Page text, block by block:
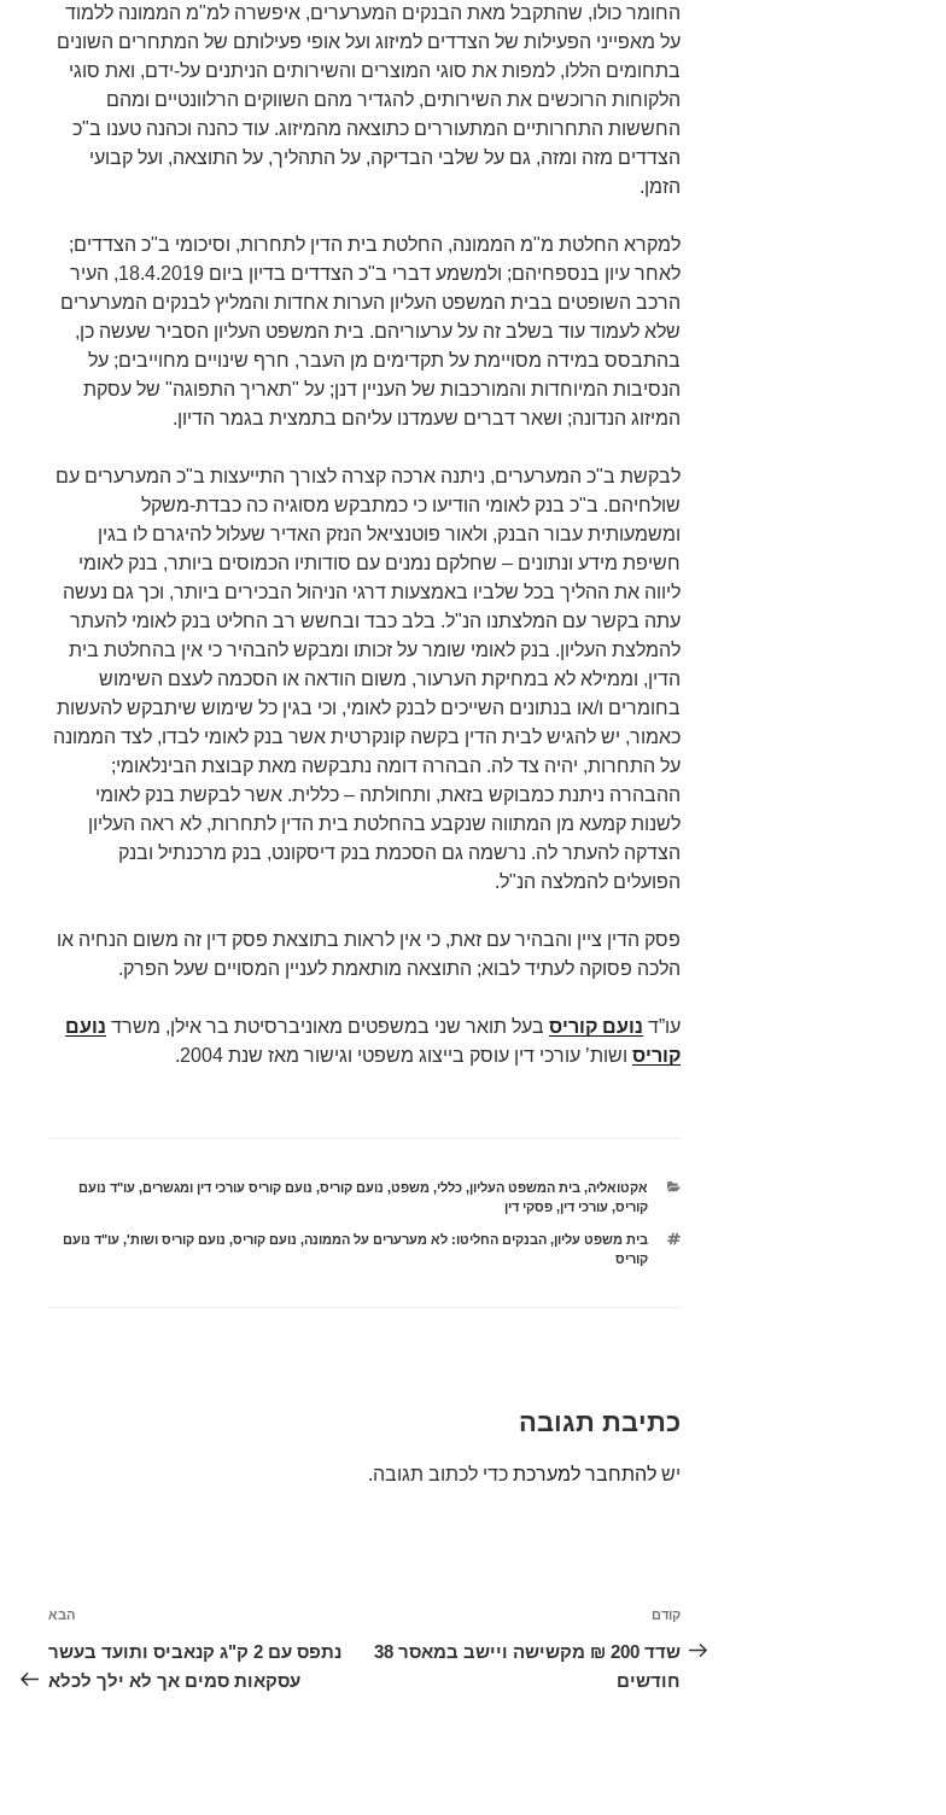
החומר כולו, שהתקבל מאת הבנקים המערערים, איפשרה למ"מ הממונה ללמוד
על מאפייני הפעילות של הצדדים למיזוג ועל אופי פעילותם של המתחרים השונים
בתחומים הללו, למפות את סוגי המוצרים והשירותים הניתנים על-ידם, ואת סוגי
הלקוחות הרוכשים את השירותים, להגדיר מהם השווקים הרלוונטיים ומהם
החששות התחרותיים המתעוררים כתוצאה מהמיזוג. עוד כהנה וכהנה טענו ב"כ
הצדדים מזה ומזה, גם על שלבי הבדיקה, על התהליך, על התוצאה, ועל קבועי
הזמן.
למקרא החלטת מ"מ הממונה, החלטת בית הדין לתחרות, וסיכומי ב"כ הצדדים;
לאחר עיון בנספחיהם; ולמשמע דברי ב"כ הצדדים בדיון ביום 18.4.2019, העיר
הרכב השופטים בבית המשפט העליון הערות אחדות והמליץ לבנקים המערערים
שלא לעמוד עוד בשלב זה על ערעוריהם. בית המשפט העליון הסביר שעשה כן,
בהתבסס במידה מסויימת על תקדימים מן העבר, חרף שינויים מחוייבים; על
הנסיבות המיוחדות והמורכבות של העניין דנן; על "תאריך התפוגה" של עסקת
המיזוג הנדונה; ושאר דברים שעמדנו עליהם בתמצית בגמר הדיון.
לבקשת ב"כ המערערים, ניתנה ארכה קצרה לצורך התייעצות ב"כ המערערים עם
שולחיהם. ב"כ בנק לאומי הודיעו כי כמתבקש מסוגיה כה כבדת-משקל
ומשמעותית עבור הבנק, ולאור פוטנציאל הנזק האדיר שעלול להיגרם לו בגין
חשיפת מידע ונתונים – שחלקם נמנים עם סודותיו הכמוסים ביותר, בנק לאומי
ליווה את ההליך בכל שלביו באמצעות דרגי הניהול הבכירים ביותר, וכך גם נעשה
עתה בקשר עם המלצתנו הנ"ל. בלב כבד ובחשש רב החליט בנק לאומי להעתר
להמלצת העליון. בנק לאומי שומר על זכותו ומבקש להבהיר כי אין בהחלטת בית
הדין, וממילא לא במחיקת הערעור, משום הודאה או הסכמה לעצם השימוש
בחומרים ו/או בנתונים השייכים לבנק לאומי, וכי בגין כל שימוש שיתבקש להעשות
כאמור, יש להגיש לבית הדין בקשה קונקרטית אשר בנק לאומי לבדו, לצד הממונה
על התחרות, יהיה צד לה. הבהרה דומה נתבקשה מאת קבוצת הבינלאומי;
ההבהרה ניתנת כמבוקש בזאת, ותחולתה – כללית. אשר לבקשת בנק לאומי
לשנות קמעא מן המתווה שנקבע בהחלטת בית הדין לתחרות, לא ראה העליון
הצדקה להעתר לה. נרשמה גם הסכמת בנק דיסקונט, בנק מרכנתיל ובנק
הפועלים להמלצה הנ"ל.
פסק הדין ציין והבהיר עם זאת, כי אין לראות בתוצאת פסק דין זה משום הנחיה או
הלכה פסוקה לעתיד לבוא; התוצאה מותאמת לעניין המסויים שעל הפרק.
עו”ד נועם קוריס בעל תואר שני במשפטים מאוניברסיטת בר אילן, משרד נועם
קוריס ושות’ עורכי דין עוסק בייצוג משפטי וגישור מאז שנת 2004.
קטגוריות
אקטואליה,בית המשפט העליון,כללי, משפט, נועם קוריס, נועם קוריס עורכי דין ומגשרים,עו"ד נועם
קוריס,עורכי דין,פסקי דין
תגיות
בית משפט עליון,הבנקים החליטו: לא מערערים על הממונה, נועם קוריס, נועם קוריס ושות',עו"ד נועם
קוריס
כתיבת תגובה
יש להתחבר למערכת כדי לכתוב תגובה.
ניווט
הפוסט
הקודם
קודם
שדד 200 ₪ מקשישה ויישב במאסר 38
חודשים
הפוסט
הבא
הבא
נתפס עם 2 ק"ג קנאביס ותועד בעשר
עסקאות סמים אך לא ילך לכלא